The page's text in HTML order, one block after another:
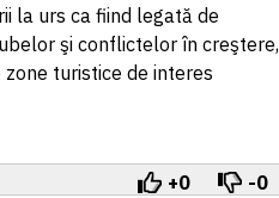
la urs ca fiind legată de
şi conflictelor în creştere,
turistice de interes
+0 -0